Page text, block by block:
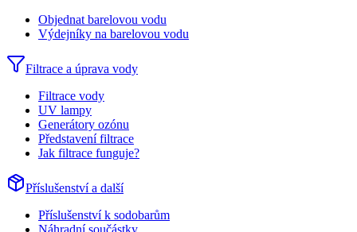
Objednat barelovou vodu
Výdejníky na barelovou vodu
Filtrace a úprava vody
Filtrace vody
UV lampy
Generátory ozónu
Představení filtrace
Jak filtrace funguje?
Příslušenství a další
Příslušenství k sodobarům
Náhradní součástky